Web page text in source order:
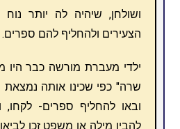
ושולחן, שיהיה לה יותר
הצעירים ולהחליף להם ספרים.
ילדי מעברת מורשה כבר היו
שרה" כפי שכינו אותה
ובאו להחליף ספרים- לקחו,
להבין מילה או משפט זכו